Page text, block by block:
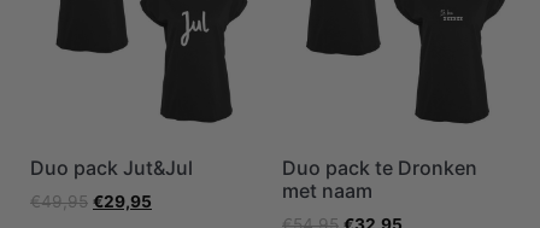
Duo pack Jut&Jul
€49,95 €29,95
Duo pack te Dronken
met naam
€54,95 €32,95